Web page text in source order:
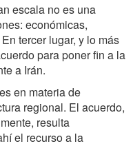
escala no es una
económicas,
tercer lugar, y lo más
para poner fin a la
a Irán.
en materia de
regional. El acuerdo,
resulta
el recurso a la